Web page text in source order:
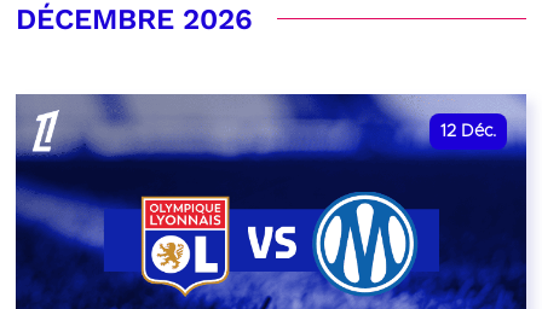
DÉCEMBRE 2026
12 Déc.